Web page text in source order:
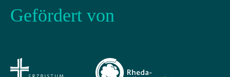
Gefördert von